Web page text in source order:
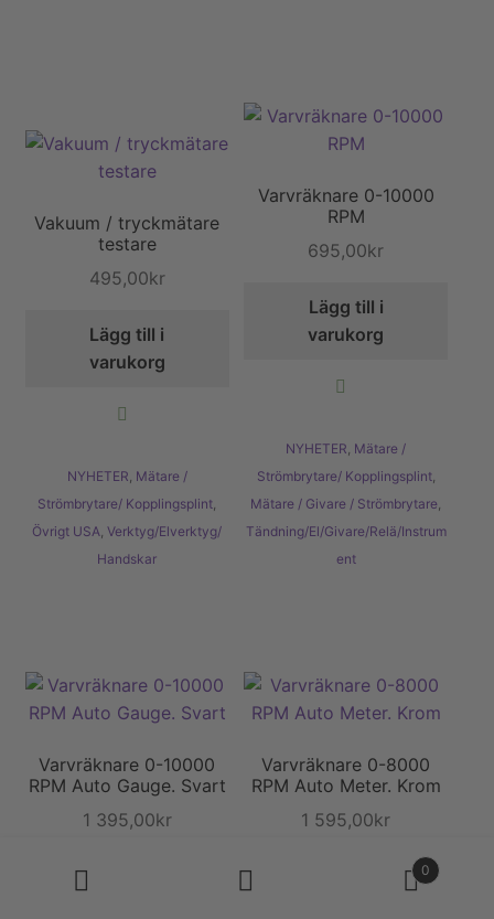
Vakuum / tryckmätare
testare
495,00kr
Lägg till i
varukorg
NYHETER, Mätare /
Strömbrytare/ Kopplingsplint,
Övrigt USA,Verktyg/Elverktyg/
Handskar
Varvräknare 0-10000
RPM
695,00kr
Lägg till i
varukorg
NYHETER, Mätare /
Strömbrytare/ Kopplingsplint,
Mätare / Givare / Strömbrytare,
Tändning/El/Givare/Relä/Instrum
ent
Varvräknare 0-10000
RPM Auto Gauge. Svart
1 395,00kr
Varvräknare 0-8000
RPM Auto Meter. Krom
1 595,00kr
Produktsökning 0